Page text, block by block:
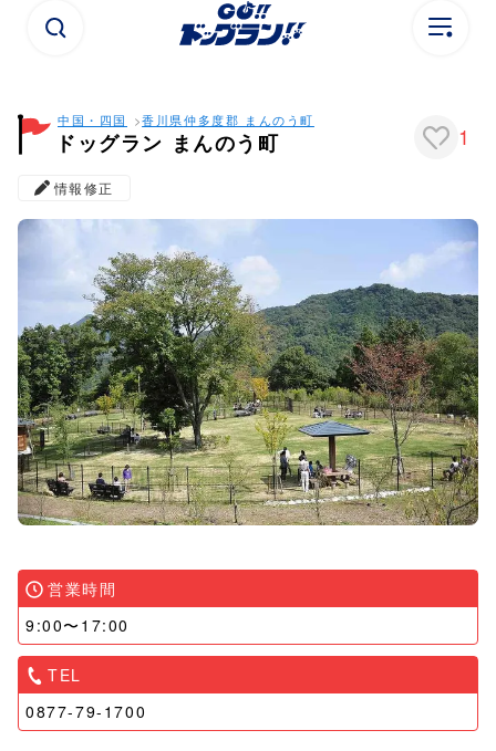
中国・四国 香川県仲多度郡 まんのう町
ドッグラン まんのう町 1
情報修正
営業時間
9:00〜17:00
TEL
0877-79-1700